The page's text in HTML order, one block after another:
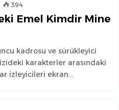
394
Emel Kimdir Mine
kadrosu ve sürükleyici
karakterler arasındaki
izleyicileri ekran…